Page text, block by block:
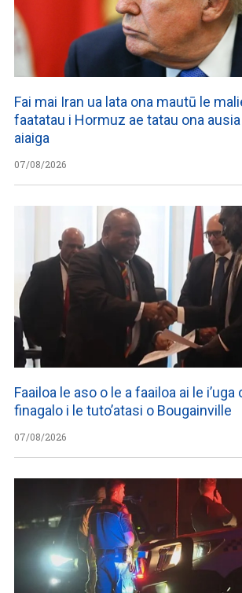
Fai mai Iran ua lata ona mautū le
faatatau i Hormuz ae tatau ona
aiaiga
07/08/2026
Faailoa le aso o le a faailoa ai le i’uga
finagalo i le tuto’atasi o Bougainville
07/08/2026